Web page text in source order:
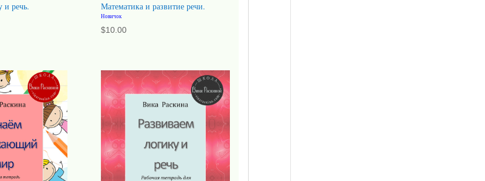
и речь. Математика и развитие речи.
Новичок
$10.00